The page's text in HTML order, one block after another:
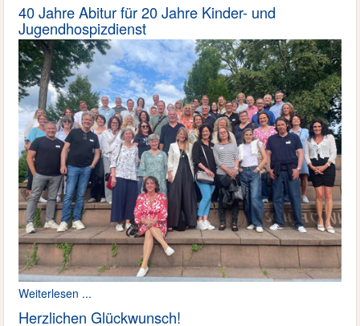
40 Jahre Abitur für 20 Jahre Kinder- und
Jugendhospizdienst
Weiterlesen ...
Herzlichen Glückwunsch!